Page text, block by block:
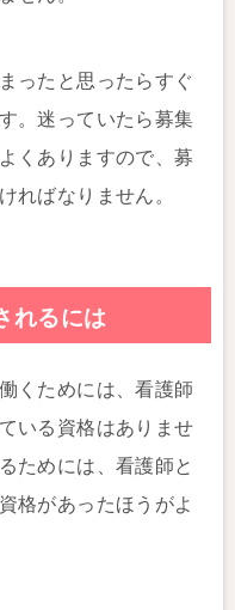
ったと思ったらすぐ
。迷っていたら募集
くありますので、募
ればなりません。
れるには
くためには、看護師
いる資格はありませ
ためには、看護師と
格があったほうがよ